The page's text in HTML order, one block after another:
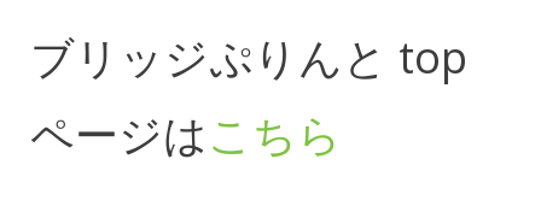
ブリッジぷりんと top
ページはこちら